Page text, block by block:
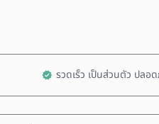
รวดเร็ว เป็นส่วนตัว ปลอ